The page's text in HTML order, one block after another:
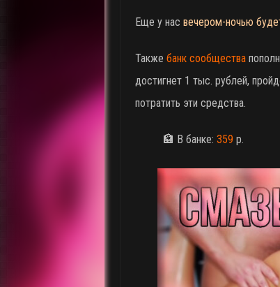
Еще у нас вечером-ночью
Также банк сообщества
достигнет 1 тыс. рублей,
потратить эти средства.
🏦 В банке: 359 р.